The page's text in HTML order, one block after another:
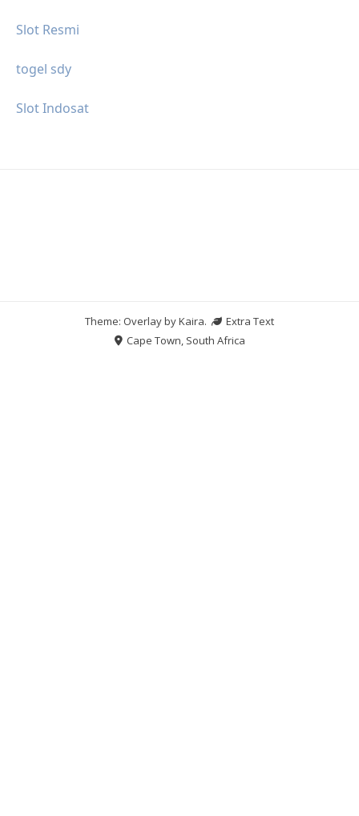
Slot Resmi
togel sdy
Slot Indosat
Theme: Overlay byKaira.
Extra Text
Cape Town, South Africa